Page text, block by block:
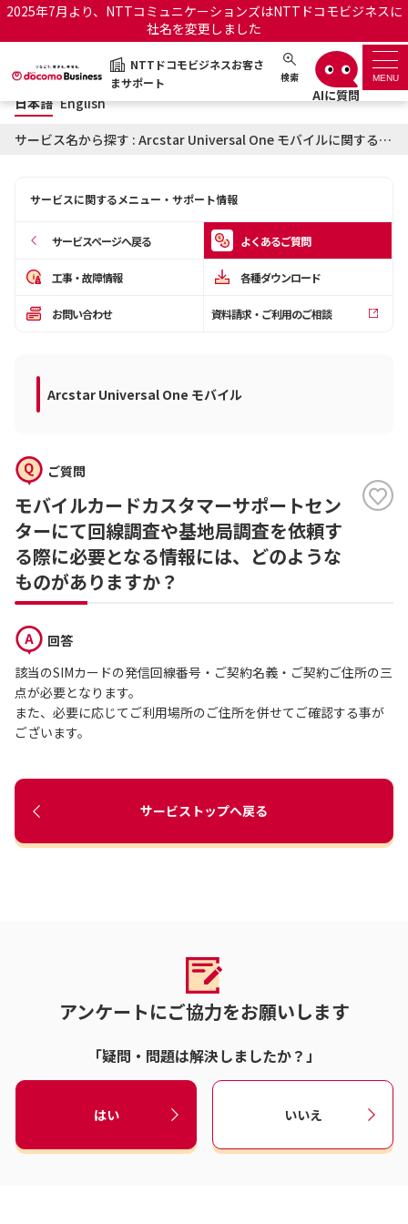
2025年7月より、NTTコミュニケーションズはNTTドコモビジネスに
社名を変更しました
NTTドコモビジネスお客さ
まサポート
検索 MENU
NTTドコモビジネスお客さまサポート 日本語 English
サポートトップ
お知らせ サポートサイトの使い方
OCNのお客さまはこちら
工事・故障情報通知サー
日本語 English
サービス名から探す : Arcstar Universal One モバイルに関するよくあるご質問
サービスに関するメニュー・サポート情報
サービスページへ戻る よくあるご質問
工事・故障情報 各種ダウンロード
お問い合わせ 資料請求・ご利用のご相談
Arcstar Universal One モバイル
ご質問
モバイルカードカスタマーサポートセン
ターにて回線調査や基地局調査を依頼す
る際に必要となる情報には、どのような
ものがありますか？
回答
該当のSIMカードの発信回線番号・ご契約名義・ご契約ご住所の三
点が必要となります。
また、必要に応じてご利用場所のご住所を併せてご確認する事が
ございます。
サービストップへ戻る
アンケートにご協力をお願いします
「疑問・問題は解決しましたか？」
はい いいえ